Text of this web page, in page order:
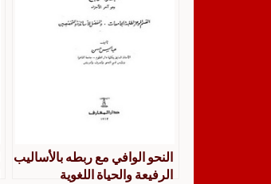
النحو الوافي مع ربطه بالأساليب
الرفيعة والحياة اللغوية